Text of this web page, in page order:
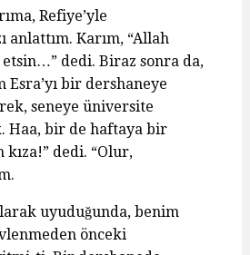
Refiye’yle
anlattım. Karım, “Allah
etsin…” dedi. Biraz sonra da,
Esra’yı bir dershaneye
seneye üniversite
Haa, bir de haftaya bir
kıza!” dedi. “Olur,
uyuduğunda, benim
önceki